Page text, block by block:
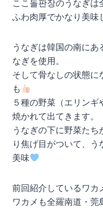
ここ돌판장のうなぎは
ふわ肉厚でかなり美味
うなぎは韓国の南にあ
なぎを使用。
そして骨なしの状態に
も
５種の野菜（エリン
焼かれて出てきます。
うなぎの下に野菜た
り焦げ目がついて、
美味
前回紹介しているワ
ワカメも全羅南道・莞